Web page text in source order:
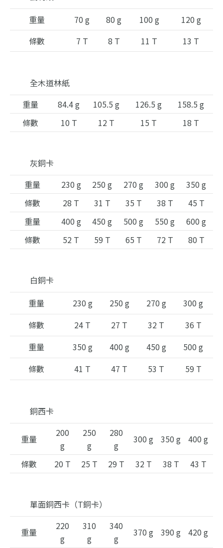
重量
70 g 80 g 100 g
120 g
條數
7 T 8 T 11 T 13 T
全木道林紙
重量
84.4 g 105.5 g 126.5 g
158.5 g
條數
10 T 12 T 15 T 18 T
灰銅卡
重量
230 g 250 g 270 g 300 g
350 g
條數
28 T 31 T 35 T 38 T
45 T
重量
400 g 450 g 500 g 550 g
600 g
條數
52 T 59 T 65 T 72 T 80 T
白銅卡
重量
230 g 250 g 270 g
300 g
條數
24 T 27 T 32 T
36 T
重量
350 g 400 g 450 g
500 g
條數
41 T 47 T 53 T 59 T
銅西卡
重量
200
g
250
g
280
g
300 g 350 g 400 g
條數 20 T 25 T 29 T 32 T 38 T 43 T
單面銅西卡（T銅卡）
重量
220
g
310
g
340
g
370 g 390 g 420 g